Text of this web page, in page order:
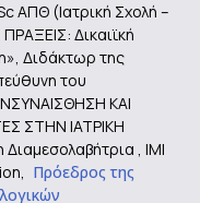
ΑΠΘ (Ιατρική Σχολή –
Δικαιϊκή
Διδάκτωρ της
του
ΚΑΙ
ΣΤΗΝ ΙΑΤΡΙΚΗ
, IMI
Πρόεδρος της